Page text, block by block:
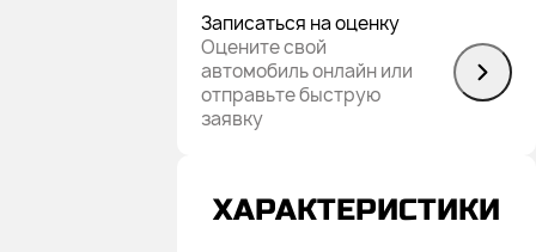
Записаться на оценку
Оцените свой
автомобиль онлайн или
отправьте быструю
заявку
ХАРАКТЕРИСТИКИ